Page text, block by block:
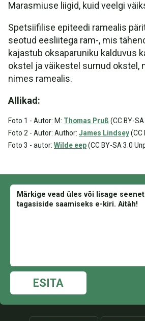
Marasmiuse liigid, kuid veelgi
Spetsiifilise epiteedi ramealis
seotud eesliitega ram-, mis
kajastub oksaparuniku kalduvus
okstel ja väikestel surnud okstel,
nimes ramealis.
Allikad:
Foto 1 - Autor: M: Thomas Pruß (CC BY-
Foto 2 - Autor: Author: James Lindsey(CC
Foto 3 - autor: Wilde eep(CC BY-SA 3.0
ESITA